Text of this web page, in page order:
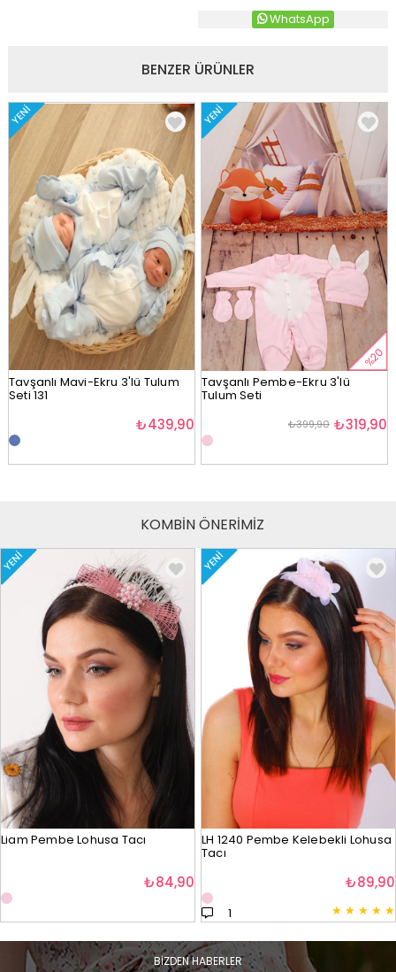
WhatsApp
BENZER ÜRÜNLER
YENI
Tavşanlı Mavi-Ekru 3'lü Tulum
Seti 131
₺439,90
YENI
%20
Tavşanlı Pembe-Ekru 3'lü
Tulum Seti
₺319,90
₺399,90
KOMBİN ÖNERİMİZ
YENI
Liam Pembe Lohusa Tacı
₺84,90
YENI
LH 1240 Pembe Kelebekli Lohusa
Tacı
★ ★ ★ ★ ★
1
₺89,90
BİZDEN HABERLER